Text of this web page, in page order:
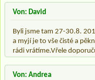
Von: David
Byli jsme tam 27-30.8.
a myjí je to vše čisté a
rádi vrátíme.Vřele
Von: Andrea